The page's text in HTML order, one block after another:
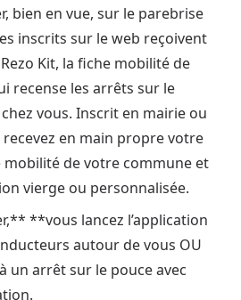
bien en vue, sur le parebrise
inscrits sur le web reçoivent
Kit, la fiche mobilité de
recense les arrêts sur le
vous. Inscrit en mairie ou
recevez en main propre votre
mobilité de votre commune et
vierge ou personnalisée.
**vous lancez l’application
autour de vous OU
un arrêt sur le pouce avec